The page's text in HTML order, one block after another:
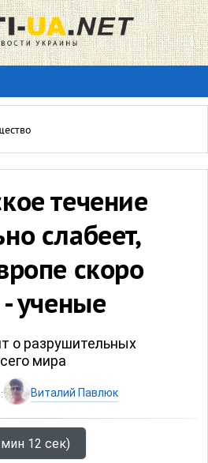
течение
слабеет,
скоро
ученые
о разрушительных
мира
Виталий Павлюк
12 сек)